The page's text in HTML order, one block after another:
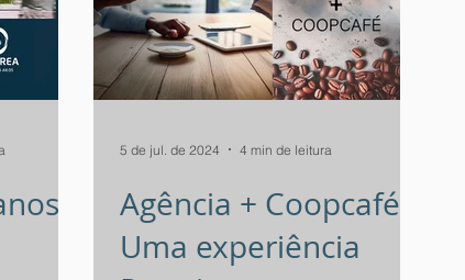
Agência + Coopcafé:
Uma experiência
5 de jul. de 2024 4 min de leitura